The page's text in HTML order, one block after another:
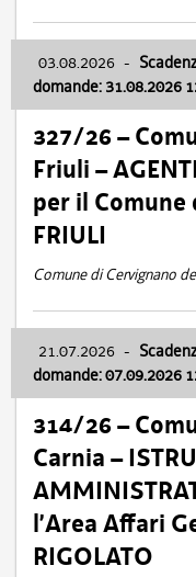
03.08.2026 -
domande: 31.08.2026
327/26 –
Friuli –
per il Comune
FRIULI
Comune di Cervignano
21.07.2026 -
domande: 07.09.2026
314/26 –
Carnia –
l’Area Affari
RIGOLATO